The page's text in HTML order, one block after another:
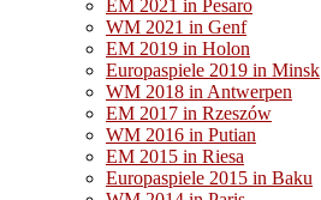
EM 2021 in Pesaro
WM 2021 in Genf
EM 2019 in Holon
Europaspiele 2019 in Minsk
WM 2018 in Antwerpen
EM 2017 in Rzeszów
WM 2016 in Putian
EM 2015 in Riesa
Europaspiele 2015 in Baku